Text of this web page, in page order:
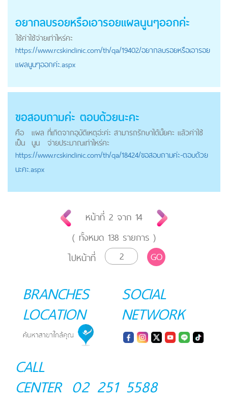
อยากลบรอยหรือเอารอยแผลนูนๆออกค่ะ
ใช้ค่าใช้จ่ายเท่าไหร่คะ
https://www.rcskinclinic.com/th/qa/19402/อยากลบรอยหรือเอารอย
แผลนูนๆออกค่ะ.aspx
ขอสอบถามค่ะ ตอบด้วยนะคะ
คือ
เป็น
แผล
นูน
ที่เกิดจากอุบัติเหตุอ่ะค่ะ สามารถรักษาได้มั้ยคะ แล้วค่าใช้
จ่ายประมาณเท่าไหร่คะ
https://www.rcskinclinic.com/th/qa/18424/ขอสอบถามค่ะ-ตอบด้วย
นะคะ.aspx
หน้าที่ 2 จาก 14
( ทั้งหมด 138 รายการ )
ไปหน้าที่
GO
BRANCHES
LOCATION
SOCIAL
NETWORK
CALL
CENTER 02 251 5588